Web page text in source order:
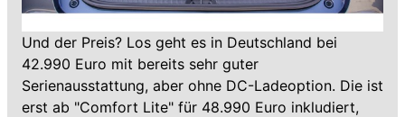
Und der Preis? Los geht es in Deutschland bei
42.990 Euro mit bereits sehr guter
Serienausstattung, aber ohne DC-Ladeoption. Die ist
erst ab "Comfort Lite" für 48.990 Euro inkludiert,